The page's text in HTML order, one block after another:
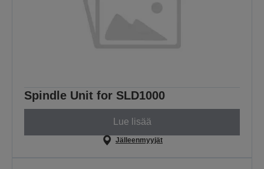
Spindle Unit for SLD1000
Lue lisää
Jälleenmyyjät